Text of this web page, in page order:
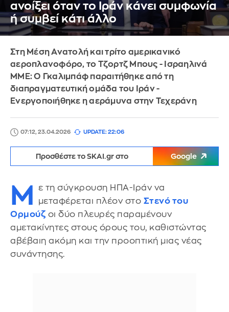
ανοίξει όταν το Ιράν κάνει συμφωνία
ή συμβεί κάτι άλλο
Στη Μέση Ανατολή και τρίτο αμερικανικό
αεροπλανοφόρο, το Τζορτζ Μπους - Ισραηλινά
ΜΜΕ: Ο Γκαλιμπάφ παραιτήθηκε από τη
διαπραγματευτική ομάδα του Ιράν -
Ενεργοποιήθηκε η αεράμυνα στην Τεχεράνη
07:12, 23.04.2026 UPDATE: 22:06
Προσθέστε το SKAI.gr στο Google
Μ
ε τη σύγκρουση ΗΠΑ-Ιράν να
μεταφέρεται πλέον στο Στενό του
Ορμούζ οι δύο πλευρές παραμένουν
αμετακίνητες στους όρους του, καθιστώντας
αβέβαιη ακόμη και την προοπτική μιας νέας
συνάντησης.